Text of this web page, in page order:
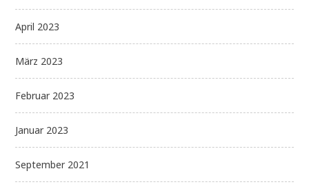
April 2023
März 2023
Februar 2023
Januar 2023
September 2021